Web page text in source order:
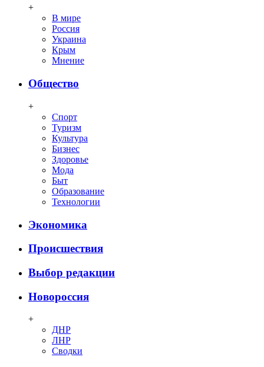
+
В мире
Россия
Украина
Крым
Мнение
Общество
+
Спорт
Туризм
Культура
Бизнес
Здоровье
Мода
Быт
Образование
Технологии
Экономика
Происшествия
Выбор редакции
Новороссия
+
ДНР
ЛНР
Сводки